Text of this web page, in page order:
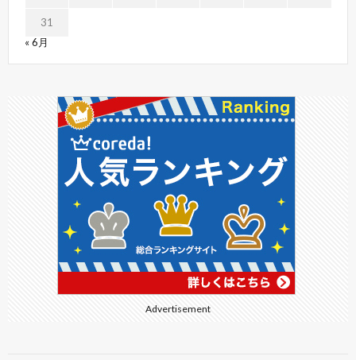
31
« 6月
Advertisement